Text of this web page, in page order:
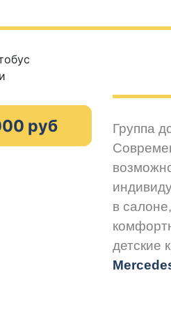
руб
Группа
в
детские